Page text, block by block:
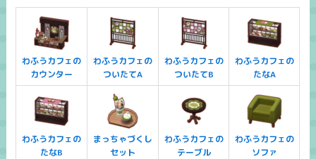
わふうカフェの
カウンター
わふうカフェの
ついたてA
わふうカフェの
ついたてB
わふうカフェの
たなA
わふうカフェの
たなB
まっちゃづくし
セット
わふうカフェの
テーブル
わふうカフェの
ソファ